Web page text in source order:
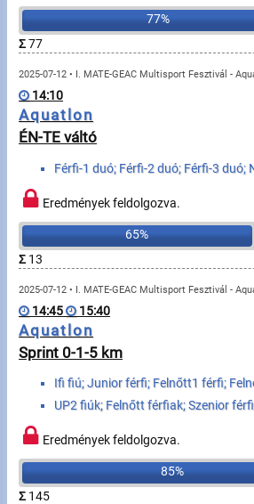
Írjon nekünk!
Partnerek, támogatók
Szállás ajánlatok
Impresszum
77%
Σ77
2025-07-12 • I. MATE-GEAC Multisport Fesztivál -
14:10
Aquatlon
ÉN-TE váltó
Eredmények feldolgozva.
65%
Σ 13
2025-07-12 • I. MATE-GEAC Multisport Fesztivál -
14:45 15:40
Aquatlon
Sprint 0-1-5 km
Eredmények feldolgozva.
85%
Σ 145